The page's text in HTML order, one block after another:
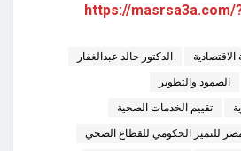
https://masrsa3a.com/
الدكتور خالد عبدالغفار
الصمود والتطوير
تقييم الخدمات الصحية
للتميز الحكومي للقطاع الصحي